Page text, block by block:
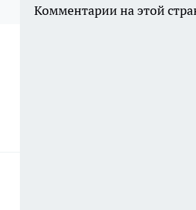
Комментарии на этой